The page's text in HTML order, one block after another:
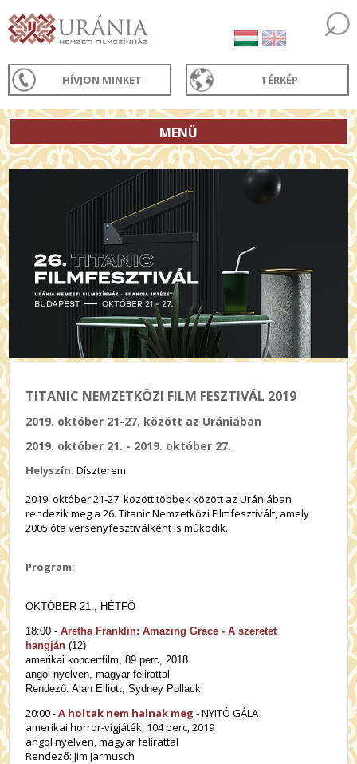
HÍVJON MINKET TÉRKÉP
MENÜ
TITANIC NEMZETKÖZI FILM FESZTIVÁL 2019
2019. október 21-27. között az Urániában
2019. október 21. - 2019. október 27.
Helyszín:Díszterem
2019. október 21-27. között többek között az Urániában
rendezik meg a 26. Titanic Nemzetközi Filmfesztivált, amely
2005 óta versenyfesztiválként is működik.
Program:
OKTÓBER 21., HÉTFŐ
18:00 -Aretha Franklin: Amazing Grace - A szeretet
hangján (12)
amerikai koncertfilm, 89 perc, 2018
angol nyelven, magyar felirattal
Rendező: Alan Elliott, Sydney Pollack
20:00 -A holtak nem halnak meg - NYITÓ GÁLA
amerikai horror-vígjáték, 104 perc, 2019
angol nyelven, magyar felirattal
Rendező: Jim Jarmusch